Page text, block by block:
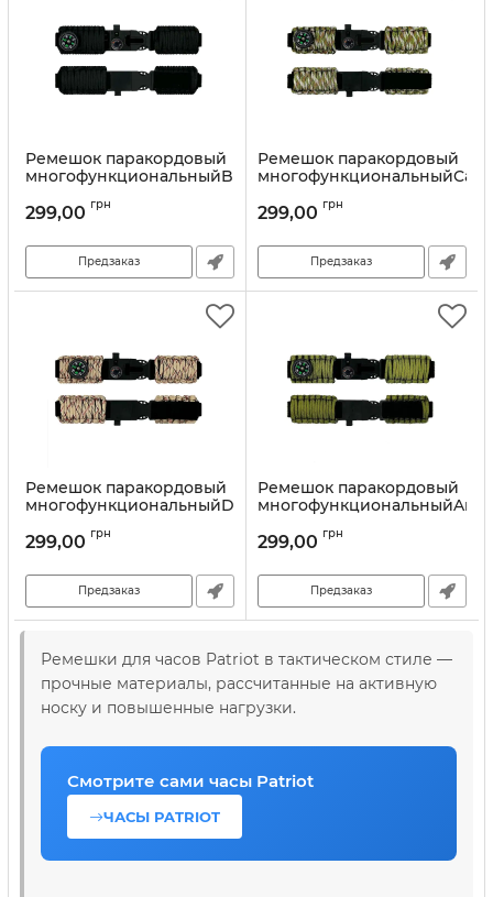
Ремешок паракордовый
многофункциональныйBlack
299,00 грн
Предзаказ
Ремешок паракордовый
299,00 грн
Предзаказ
Ремешок паракордовый
многофункциональныйDesert
299,00 грн
Предзаказ
Ремешок паракордовый
299,00 грн
Предзаказ
Ремешки для часов Patriot в тактическом стиле —
прочные материалы, рассчитанные на активную
носку и повышенные нагрузки.
Смотрите сами часы Patriot
ЧАСЫ PATRIOT